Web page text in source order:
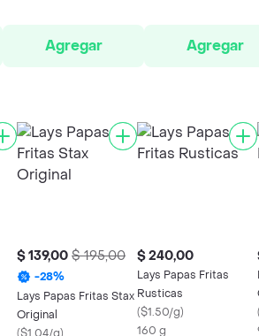
Agregar Agregar
$ 139,00 $ 195,00
-28%
Lays Papas Fritas Stax
Original
$ 240,00
Lays Papas Fritas
Rusticas
($1.50/g)
160 g